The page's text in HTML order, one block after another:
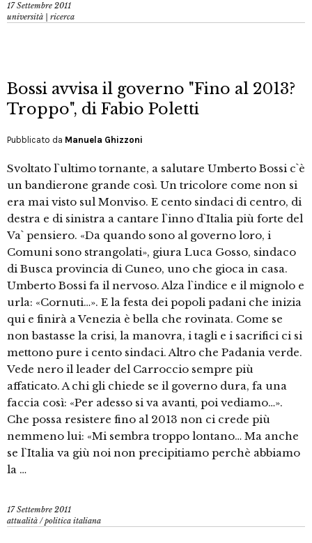
17 Settembre 2011
università | ricerca
Bossi avvisa il governo "Fino al 2013?
Troppo", di Fabio Poletti
Pubblicato da Manuela Ghizzoni
Svoltato l`ultimo tornante, a salutare Umberto Bossi c`è
un bandierone grande così. Un tricolore come non si
era mai visto sul Monviso. E cento sindaci di centro, di
destra e di sinistra a cantare l`inno d`Italia più forte del
Va` pensiero. «Da quando sono al governo loro, i
Comuni sono strangolati», giura Luca Gosso, sindaco
di Busca provincia di Cuneo, uno che gioca in casa.
Umberto Bossi fa il nervoso. Alza l`indice e il mignolo e
urla: «Cornuti…». E la festa dei popoli padani che inizia
qui e finirà a Venezia è bella che rovinata. Come se
non bastasse la crisi, la manovra, i tagli e i sacrifici ci si
mettono pure i cento sindaci. Altro che Padania verde.
Vede nero il leader del Carroccio sempre più
affaticato. A chi gli chiede se il governo dura, fa una
faccia così: «Per adesso si va avanti, poi vediamo…».
Che possa resistere fino al 2013 non ci crede più
nemmeno lui: «Mi sembra troppo lontano… Ma anche
se l`Italia va giù noi non precipitiamo perchè abbiamo
la …
17 Settembre 2011
attualità /politica italiana